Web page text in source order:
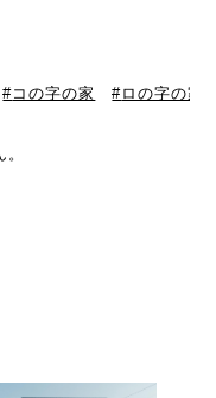
コの字の家 ロの字の家